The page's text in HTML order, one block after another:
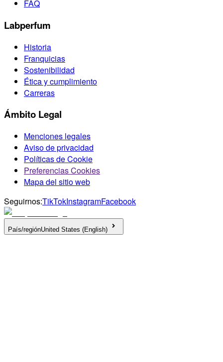
FAQ
Labperfum
Historia
Franquicias
Sostenibilidad
Ética y cumplimiento
Carreras
Ámbito Legal
Menciones legales
Aviso de privacidad
Políticas de Cookie
Preferencias Cookies
Mapa del sitio web
Seguirnos:TikTokInstagramFacebook
País/regiónUnited States (English)